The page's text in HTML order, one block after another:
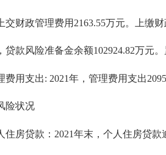
财政管理费用2163.55万元。上缴财
款风险准备金余额102924.82万元。
支出: 2021年，管理费用支出
状况
房贷款：2021年末，个人住房贷款